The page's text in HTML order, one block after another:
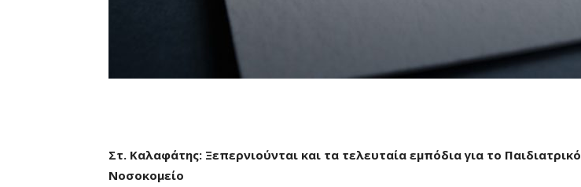
Στ. Καλαφάτης: Ξεπερνιούνται και τα τελευταία εμπόδια για το Παιδιατρικό
Νοσοκομείο